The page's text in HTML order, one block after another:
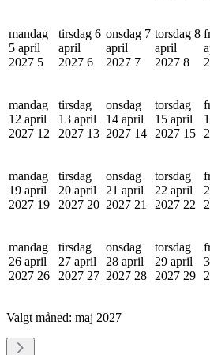
mandag
5 april
2027 5
tirsdag 6
april
2027 6
onsdag 7
april
2027 7
torsdag 8
april
2027 8
mandag
12 april
2027 12
tirsdag
13 april
2027 13
onsdag
14 april
2027 14
torsdag
15 april
2027 15
mandag
19 april
2027 19
tirsdag
20 april
2027 20
onsdag
21 april
2027 21
torsdag
22 april
2027 22
mandag
26 april
2027 26
tirsdag
27 april
2027 27
onsdag
28 april
2027 28
torsdag
29 april
2027 29
Valgt måned: maj 2027